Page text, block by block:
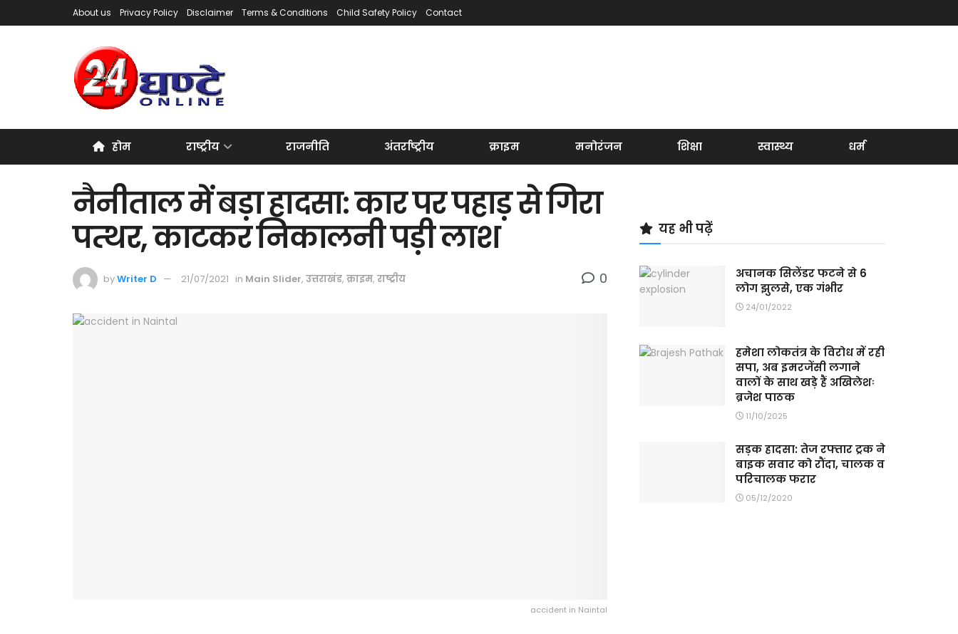
About us Privacy Policy Disclaimer Terms & Conditions Child Safety Policy Contact
होम राष्ट्रीय राजनीति अंतर्राष्ट्रीय क्राइम मनोरंजन शिक्षा स्वास्थ्य धर्म
नैनीताल में बड़ा हादसा: कार पर पहाड़ से गिरा
पत्थर, काटकर निकालनी पड़ी लाश
byWriter D 21/07/2021 in Main Slider, उत्तराखंड, क्राइम, राष्ट्रीय 0
accident in Naintal
यह भी पढ़ें
अचानक सिलेंडर फटने से 6
लोग झुलसे, एक गंभीर
24/01/2022
हमेशा लोकतंत्र के विरोध में रही
सपा, अब इमरजेंसी लगाने
वालों के साथ खड़े हैं अखिलेशः
ब्रजेश पाठक
11/10/2025
सड़क हादसा: तेज रफ्तार ट्रक ने
बाइक सवार को रौंदा, चालक व
परिचालक फरार
05/12/2020